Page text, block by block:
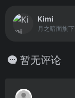
Kimi
暂无评论